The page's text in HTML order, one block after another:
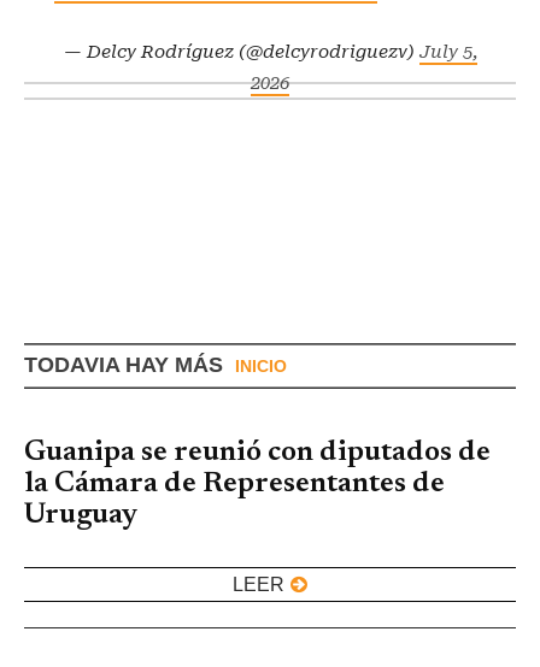
— Delcy Rodríguez (@delcyrodriguezv) July 5,
2026
TODAVIA HAY MÁS INICIO
Guanipa se reunió con diputados de
la Cámara de Representantes de
Uruguay
LEER